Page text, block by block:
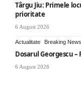
Târgu Jiu: Primele
prioritate
6 August 2026
Actualitate Breaking News
Dosarul Georgescu
6 August 2026